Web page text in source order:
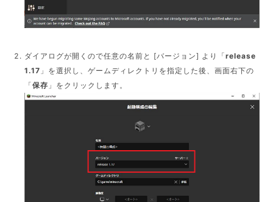
ダイアログが開くので任意の名前と [バージョン] より「release
1.17 」を選択し、ゲームディレクトリを指定した後、画面右下の
「保存 」をクリックします。